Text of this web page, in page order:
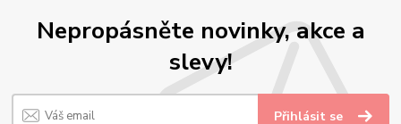
Nepropásněte novinky, akce a
slevy!
Přihlásit se